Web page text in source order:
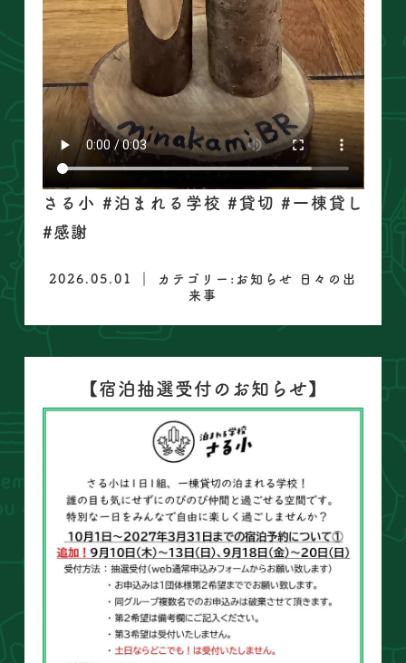
さる小 #泊まれる学校 #貸切 #一棟貸し
#感謝
2026.05.01 ｜ カテゴリー: お知らせ
日々の出
来事
【宿泊抽選受付のお知らせ】